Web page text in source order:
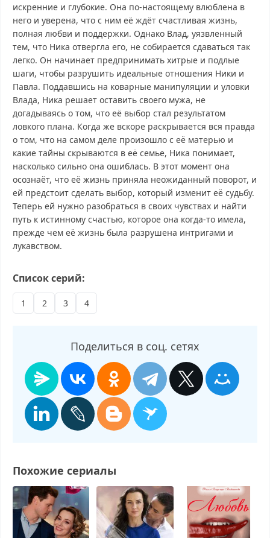
искренние и глубокие. Она по-настоящему влюблена в
него и уверена, что с ним её ждёт счастливая жизнь,
полная любви и поддержки. Однако Влад, уязвленный
тем, что Ника отвергла его, не собирается сдаваться так
легко. Он начинает предпринимать хитрые и подлые
шаги, чтобы разрушить идеальные отношения Ники и
Павла. Поддавшись на коварные манипуляции и уловки
Влада, Ника решает оставить своего мужа, не
догадываясь о том, что её выбор стал результатом
ловкого плана. Когда же вскоре раскрывается вся правда
о том, что на самом деле произошло с её матерью и
какие тайны скрываются в её семье, Ника понимает,
насколько сильно она ошиблась. В этот момент она
осознаёт, что её жизнь приняла неожиданный поворот, и
ей предстоит сделать выбор, который изменит её судьбу.
Теперь ей нужно разобраться в своих чувствах и найти
путь к истинному счастью, которое она когда-то имела,
прежде чем её жизнь была разрушена интригами и
лукавством.
Любовь по принуждению смотреть бесплатно в хорошем,
Любовь по принуждению смотреть онлайн, Любовь по
принуждению последний выпуск, смотреть Любовь по
принуждению последний выпуск, Любовь по принуждению
Любовь по принуждению эфир, Любовь по принуждению
прямо сейчас, Любовь по принуждению телепередача, прямой
эфир Любовь по принуждению онлайн бесплатно, программа
Любовь по принуждению, смотреть Любовь по принуждению
онлайн, самое интересное в Любовь по принуждению, Любовь
по принуждению смотреть сегодня, смотреть онлайн Любовь
по принуждению, ток шоу Любовь по принуждению, смотреть
программу Любовь по принуждению
Список серий:
1 2 3 4
Поделиться в соц. сетях
Похожие сериалы